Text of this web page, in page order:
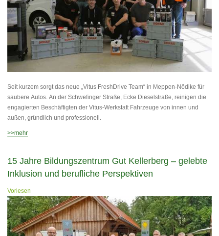
Seit kurzem sorgt das neue „Vitus FreshDrive Team“ in Meppen-Nödike für
saubere Autos. An der Schwefinger Straße, Ecke Dieselstraße, reinigen die
engagierten Beschäftigten der Vitus-Werkstatt Fahrzeuge von innen und
außen, gründlich und professionell.
>>mehr
15 Jahre Bildungszentrum Gut Kellerberg – gelebte
Inklusion und berufliche Perspektiven
Vorlesen